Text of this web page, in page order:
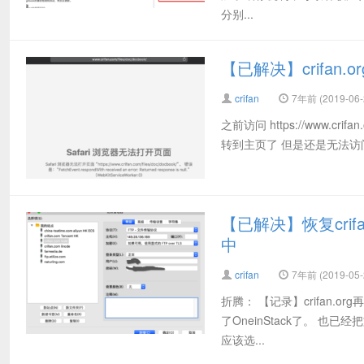
分别...
【已解决】
crifan 7年前 (2019-
之前访问 https://
转到主页了 但是还是无法
【已解决】恢复
中
crifan 7年前 (2019-
折腾： 【记录】crifan.org
了OneinStack了。 也已经
应该选...